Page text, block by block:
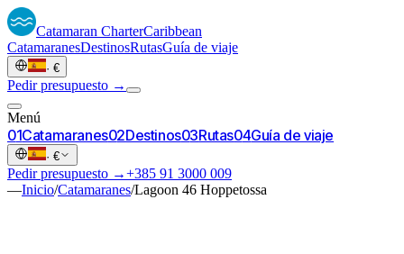
Catamaran CharterCaribbean
CatamaranesDestinosRutasGuía de viaje
· €
Pedir presupuesto →
Menú
01Catamaranes02Destinos03Rutas04Guía de viaje
· €
Pedir presupuesto →+385 91 3000 009
—Inicio/Catamaranes/Lagoon 46 Hoppetossa